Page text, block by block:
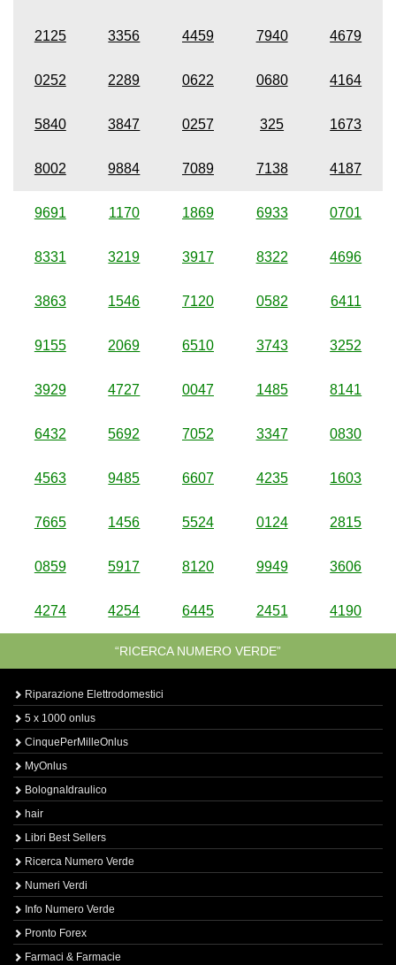
2125 3356 4459 7940 4679
0252 2289 0622 0680 4164
5840 3847 0257 325 1673
8002 9884 7089 7138 4187
9691 1170 1869 6933 0701
8331 3219 3917 8322 4696
3863 1546 7120 0582 6411
9155 2069 6510 3743 3252
3929 4727 0047 1485 8141
6432 5692 7052 3347 0830
4563 9485 6607 4235 1603
7665 1456 5524 0124 2815
0859 5917 8120 9949 3606
4274 4254 6445 2451 4190
“RICERCA NUMERO VERDE”
Riparazione Elettrodomestici
5 x 1000 onlus
CinquePerMilleOnlus
MyOnlus
BolognaIdraulico
hair
Libri Best Sellers
Ricerca Numero Verde
Numeri Verdi
Info Numero Verde
Pronto Forex
Farmaci & Farmacie